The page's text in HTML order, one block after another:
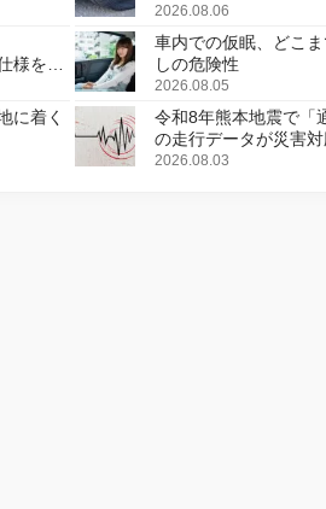
2026.08.06
様を変
車内での仮眠、どこ
しの危険性
2026.08.05
に着く
令和8年熊本地震で「
の走行データが災害
2026.08.03